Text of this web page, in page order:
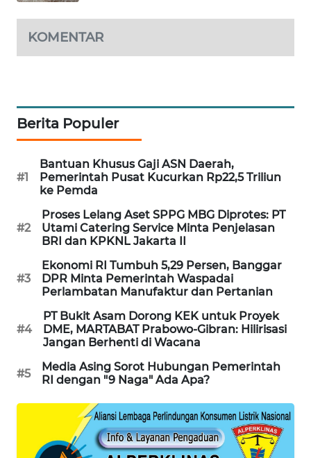
KOMENTAR
Berita Populer
#1
Bantuan Khusus Gaji ASN Daerah,
Pemerintah Pusat Kucurkan Rp22,5 Triliun
ke Pemda
#2
Proses Lelang Aset SPPG MBG Diprotes: PT
Utami Catering Service Minta Penjelasan
BRI dan KPKNL Jakarta II
#3
Ekonomi RI Tumbuh 5,29 Persen, Banggar
DPR Minta Pemerintah Waspadai
Perlambatan Manufaktur dan Pertanian
#4
PT Bukit Asam Dorong KEK untuk Proyek
DME, MARTABAT Prabowo-Gibran: Hilirisasi
Jangan Berhenti di Wacana
#5
Media Asing Sorot Hubungan Pemerintah
RI dengan "9 Naga" Ada Apa?
NEWS
NEWS
SIANTAR
NEWS
METRO
MEDAN
NEWS
METRO
KRT